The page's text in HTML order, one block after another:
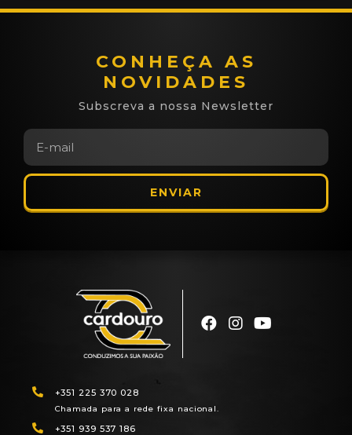
CONHEÇA AS
NOVIDADES
Subscreva a nossa Newsletter
ENVIAR
+351 225 370 028
Chamada para a rede fixa nacional.
+351 939 537 186